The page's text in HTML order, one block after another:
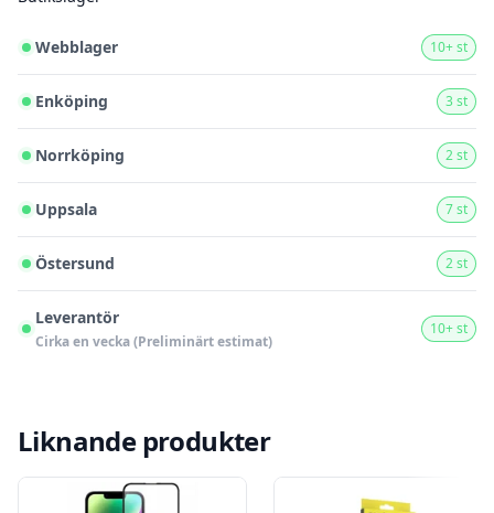
Webblager 10+ st
Enköping 3 st
Norrköping 2 st
Uppsala 7 st
Östersund 2 st
Leverantör
Cirka en vecka (Preliminärt estimat)
10+ st
Liknande produkter